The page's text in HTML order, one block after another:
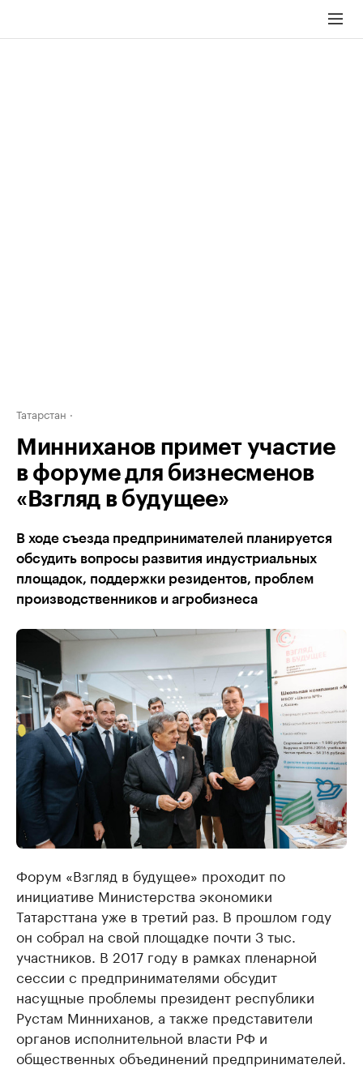
Татарстан
Минниханов примет участие
в форуме для бизнесменов
«Взгляд в будущее»
В ходе съезда предпринимателей планируется
обсудить вопросы развития индустриальных
площадок, поддержки резидентов, проблем
производственников и агробизнеса
Форум «Взгляд в будущее» проходит по
инициативе Министерства экономики
Татарсттана уже в третий раз. В прошлом году
он собрал на свой площадке почти 3 тыс.
участников. В 2017 году в рамках пленарной
сессии с предпринимателями обсудит
насущные проблемы президент республики
Рустам Минниханов, а также представители
органов исполнительной власти РФ и
общественных объединений предпринимателей.